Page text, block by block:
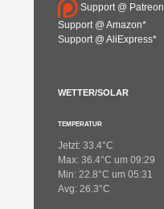
Support @ Patreon
Support @ Amazon*
Support @ AliExpress*
WETTER/SOLAR
TEMPERATUR
Jetzt: 33.4°C
Max: 36.4°C um 09:29
Min: 22.8°C um 05:31
Avg: 26.3°C